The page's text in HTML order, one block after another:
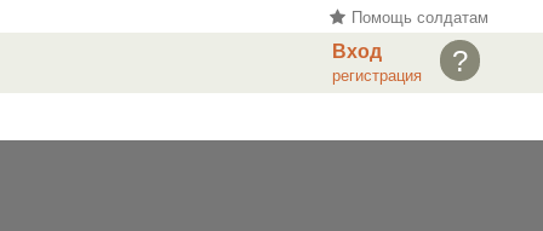
Помощь солдатам
?
Вход
регистрация